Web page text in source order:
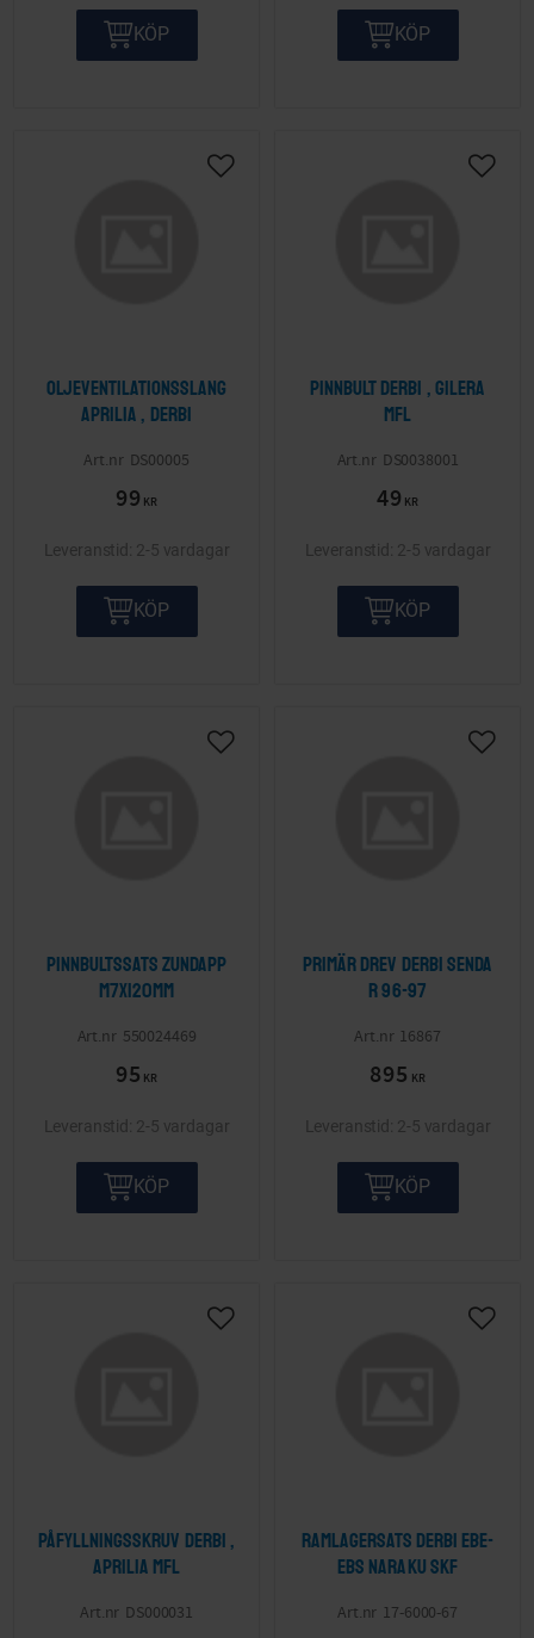
KÖP KÖP
Oljeventilationsslang
Aprilia , Derbi
DS00005
99 KR
Lägg till i önskelista
2-5 vardagar
KÖP
Pinnbult Derbi , Gilera
mfl
DS0038001
49 KR
Lägg
2-5 vardagar
KÖP
Pinnbultssats Zundapp
M7x120mm
550024469
95 KR
Lägg till i önskelista
2-5 vardagar
KÖP
Primär Drev Derbi Senda
R 96-97
16867
895 KR
Lägg
2-5 vardagar
KÖP
Påfyllningsskruv Derbi ,
Aprilia mfl
DS000031
Lägg till i önskelista
Ramlagersats Derbi EBE-
EBS Naraku SKF
17-6000-67
Lägg